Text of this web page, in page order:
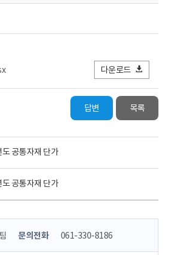
다운로드
답변 목록
공통자재 단가
공통자재 단가
문의전화 061-330-8186